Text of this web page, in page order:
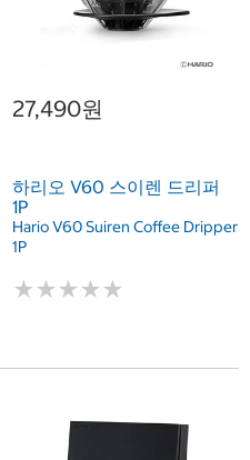
27,490원
하리오 V60 스이렌 드리퍼
1P
Hario V60 Suiren Coffee Dripper
1P
★★★★★
★★★★★